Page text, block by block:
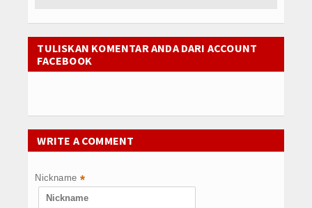
TULISKAN KOMENTAR ANDA DARI ACCOUNT
FACEBOOK
WRITE A COMMENT
Nickname *